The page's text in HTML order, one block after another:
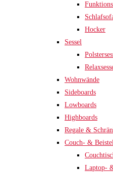
Hocker
Sessel
Wohnwände
Sideboards
Lowboards
Highboards
Regale &
Couch- &
Laptop-